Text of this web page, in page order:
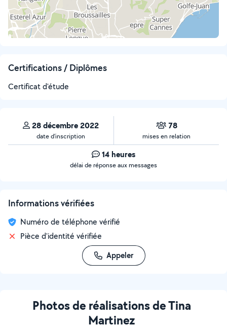
Certifications / Diplômes
Certificat d'étude
28 décembre 2022
date d’inscription
78
mises en relation
14 heures
délai de réponse aux messages
Informations vérifiées
Numéro de téléphone vérifié
Pièce d'identité vérifiée
Appeler
Photos de réalisations de Tina
Martinez